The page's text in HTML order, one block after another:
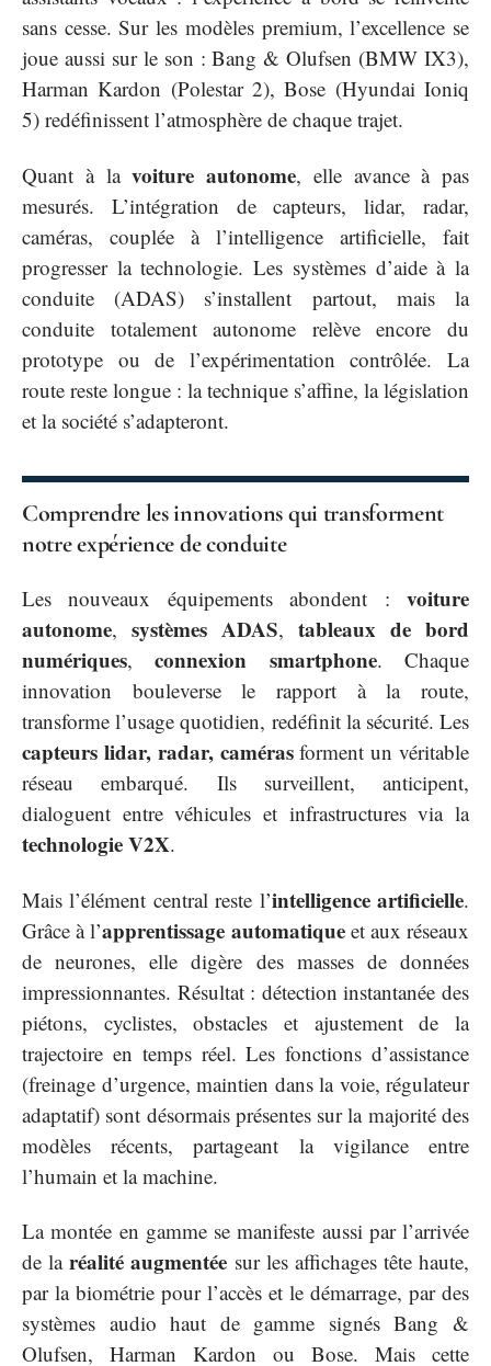
sans cesse. Sur les modèles premium, l’excellence se
joue aussi sur le son : Bang & Olufsen (BMW IX3),
Harman Kardon (Polestar 2), Bose (Hyundai Ioniq
5) redéfinissent l’atmosphère de chaque trajet.
Quant à lavoiture autonome, elle avance à pas
mesurés. L’intégration de capteurs, lidar, radar,
caméras, couplée à l’intelligence artificielle, fait
progresser la technologie. Les systèmes d’aide à la
conduite (ADAS) s’installent partout, mais la
conduite totalement autonome relève encore du
prototype ou de l’expérimentation contrôlée. La
route reste longue : la technique s’affine, la législation
et la société s’adapteront.
Comprendre les innovations qui transforment
notre expérience de conduite
Les nouveaux équipements abondent : voiture
autonome, systèmes ADAS, tableaux de bord
numériques,connexion smartphone. Chaque
innovation bouleverse le rapport à la route,
transforme l’usage quotidien, redéfinit la sécurité. Les
capteurs lidar, radar, camérasforment un véritable
réseau embarqué. Ils surveillent, anticipent,
dialoguent entre véhicules et infrastructures via la
technologie V2X.
Mais l’élément central reste l’intelligence artificielle.
Grâce à l’apprentissage automatiqueet aux réseaux
de neurones, elle digère des masses de données
impressionnantes. Résultat : détection instantanée des
piétons, cyclistes, obstacles et ajustement de la
trajectoire en temps réel. Les fonctions d’assistance
(freinage d’urgence, maintien dans la voie, régulateur
adaptatif) sont désormais présentes sur la majorité des
modèles récents, partageant la vigilance entre
l’humain et la machine.
La montée en gamme se manifeste aussi par l’arrivée
de laréalité augmentée sur les affichages tête haute,
par la biométrie pour l’accès et le démarrage, par des
systèmes audio haut de gamme signés Bang &
Olufsen, Harman Kardon ou Bose. Mais cette